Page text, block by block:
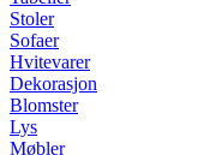
Stoler
Sofaer
Hvitevarer
Dekorasjon
Blomster
Lys
Møbler